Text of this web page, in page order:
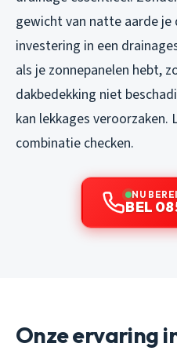
gewicht van natte aarde je
investering in een
als je zonnepanelen hebt,
dakbedekking niet
kan lekkages veroorzaken.
combinatie checken.
NU
BEL
Onze ervaring